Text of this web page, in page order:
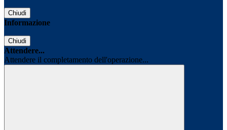
Chiudi
Informazione
Chiudi
Attendere...
Attendere il completamento dell'operazione...